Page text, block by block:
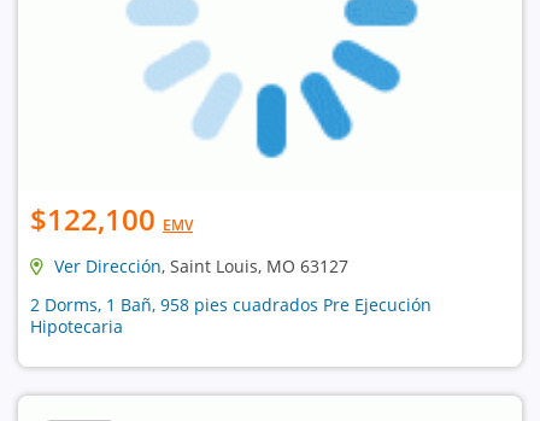
$122,100 EMV
Ver Dirección, Saint Louis, MO 63127
2 Dorms, 1 Bañ, 958 pies cuadrados Pre Ejecución
Hipotecaria